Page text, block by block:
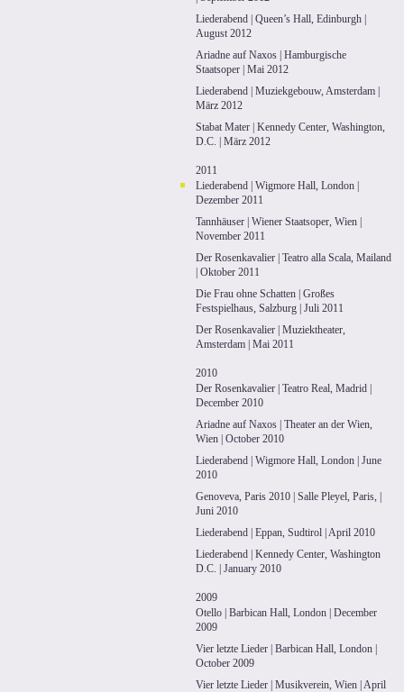
Liederabend | Queen’s Hall, Edinburgh |
August 2012
Ariadne auf Naxos | Hamburgische
Staatsoper | Mai 2012
Liederabend | Muziekgebouw, Amsterdam |
März 2012
Stabat Mater | Kennedy Center, Washington,
D.C. | März 2012
2011
Liederabend | Wigmore Hall, London |
Dezember 2011
Tannhäuser | Wiener Staatsoper, Wien |
November 2011
Der Rosenkavalier | Teatro alla Scala, Mailand
| Oktober 2011
Die Frau ohne Schatten | Großes
Festspielhaus, Salzburg | Juli 2011
Der Rosenkavalier | Muziektheater,
Amsterdam | Mai 2011
2010
Der Rosenkavalier | Teatro Real, Madrid |
December 2010
Ariadne auf Naxos | Theater an der Wien,
Wien | October 2010
Liederabend | Wigmore Hall, London | June
2010
Genoveva, Paris 2010 | Salle Pleyel, Paris, |
Juni 2010
Liederabend | Eppan, Sudtirol | April 2010
Liederabend | Kennedy Center, Washington
D.C. | January 2010
2009
Otello | Barbican Hall, London | December
2009
Vier letzte Lieder | Barbican Hall, London |
October 2009
Vier letzte Lieder | Musikverein, Wien | April